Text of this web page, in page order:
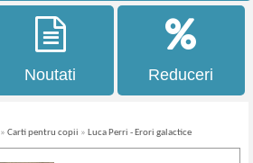
Noutati Reduceri
»Carti pentru copii » Luca Perri - Erori galactice